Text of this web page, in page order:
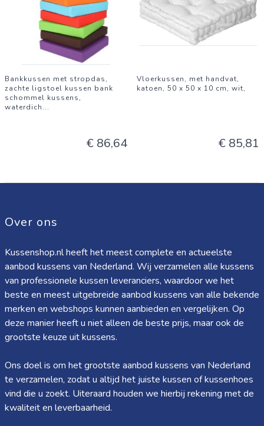
Bankkussen met stropdas,
zachte ligstoel kussen bank
schommel kussens,
waterdich...
€ 86,64
Vloerkussen, met handvat,
katoen, 50 x 50 x 10 cm, wit,
€ 85,81
Over ons
Kussenshop.nl heeft het meest complete en actueelste
aanbod kussens van Nederland. Wij verzamelen alle kussens
van professionele kussen leveranciers, waardoor we het
beste en meest uitgebreide aanbod kussens van alle bekende
merken en webshops kunnen aanbieden en vergelijken. Op
deze manier heeft u niet alleen de beste prijs, maar ook de
grootste keuze uit kussens.
Ons doel is om het grootste aanbod kussens van Nederland
te verzamelen, zodat u altijd het juiste kussen of kussenhoes
vind die u zoekt. Uiteraard houden we hierbij rekening met de
kwaliteit en leverbaarheid.